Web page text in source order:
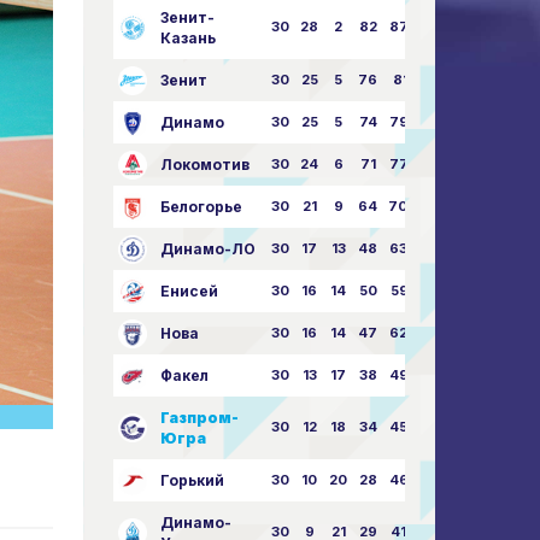
Зенит-
Казань
30 28 2 82 87:24
Зенит 30 25 5 76 81:21
Динамо 30 25 5 74 79:26
Локомотив 30 24 6 71 77:33
Белогорье 30 21 9 64 70:40
Динамо-ЛО 30 17 13 48 63:57
Енисей 30 16 14 50 59:53
Нова 30 16 14 47 62:58
Факел 30 13 17 38 49:62
Газпром-
Югра
30 12 18 34 45:63
Горький 30 10 20 28 46:73
Динамо-
30 9 21 29 41:70